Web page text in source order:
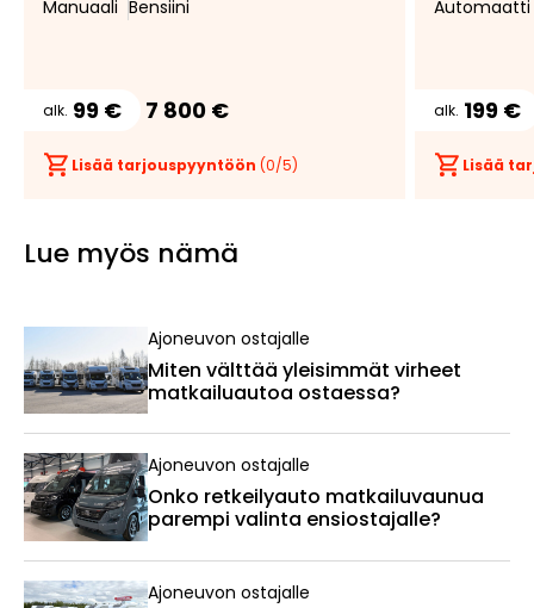
Manuaali Bensiini
alk. 99 € 7 800 €
Lisää tarjouspyyntöön (0/5)
Automaatti
alk. 199 €
Lisää
Lue myös nämä
Ajoneuvon ostajalle
Miten välttää yleisimmät virheet
matkailuautoa ostaessa?
Ajoneuvon ostajalle
Onko retkeilyauto matkailuvaunua
parempi valinta ensiostajalle?
Ajoneuvon ostajalle